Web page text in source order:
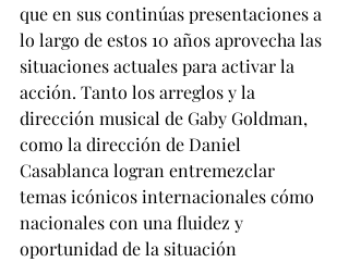
que en sus continúas presentaciones a
lo largo de estos 10 años aprovecha las
situaciones actuales para activar la
acción. Tanto los arreglos y la
dirección musical de Gaby Goldman,
como la dirección de Daniel
Casablanca logran entremezclar
temas icónicos internacionales cómo
nacionales con una fluidez y
oportunidad de la situación